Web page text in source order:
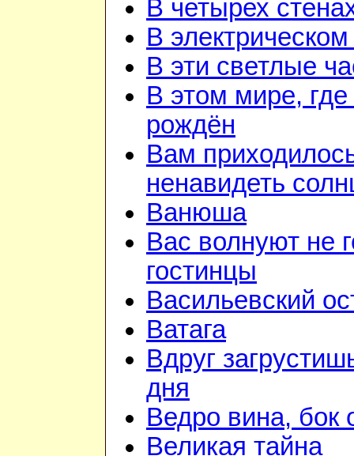
В четырех
В
В эти светлые
В этом мире,
рождён
Вам
ненавидеть
Ванюша
Вас волнуют не
гостинцы
Васильевский
Ватага
Вдруг
дня
Ведро вина, бок
Великая тайна